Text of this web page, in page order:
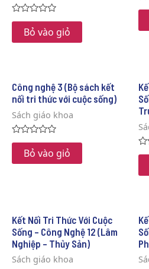
Rated
of
Bỏ vào giỏ
of
Công nghệ 3 (Bộ sách kết
nối tri thức với cuộc sống)
Sách giáo khoa
Rated
of
Bỏ vào giỏ
of
Kết Nối Tri Thức Với Cuộc
Sống – Công Nghệ 12 (Lâm
Nghiệp – Thủy Sản)
Sách giáo khoa